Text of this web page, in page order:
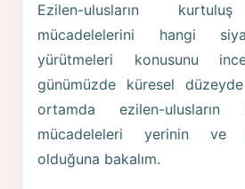
Ezilen-ulusların
mücadelelerini hangi
yürütmeleri konusunu
günümüzde küresel
ortamda ezilen-ulusların
mücadeleleri yerinin ve
olduğuna bakalım.